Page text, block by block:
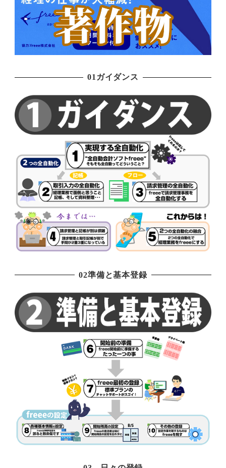
01ガイダンス
02準備と基本登録